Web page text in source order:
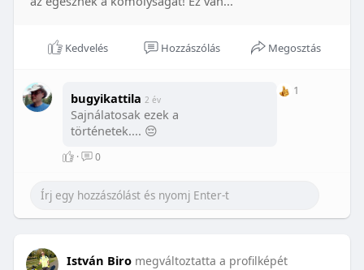
Kedvelés Hozzászólás Megosztás
bugyikattila 2 év
Sajnálatosak ezek a
történetek.... 😔
1
· 0
István Biro megváltoztatta a profilképét